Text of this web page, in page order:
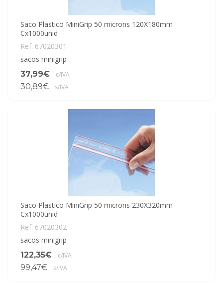
Saco Plastico MiniGrip 50 microns 120X180mm
Cx1000unid
Ref: 67020301
sacos minigrip
37,99€
c/IVA
30,89€ s/IVA
Saco Plastico MiniGrip 50 microns 230X320mm
Cx1000unid
Ref: 67020302
sacos minigrip
122,35€
c/IVA
99,47€ s/IVA